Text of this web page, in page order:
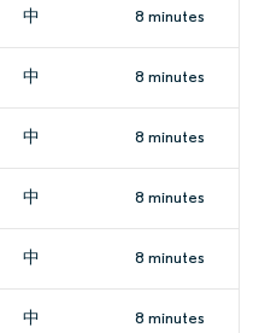
中 8 minutes
中 8 minutes
中 8 minutes
中 8 minutes
中 8 minutes
中 8 minutes